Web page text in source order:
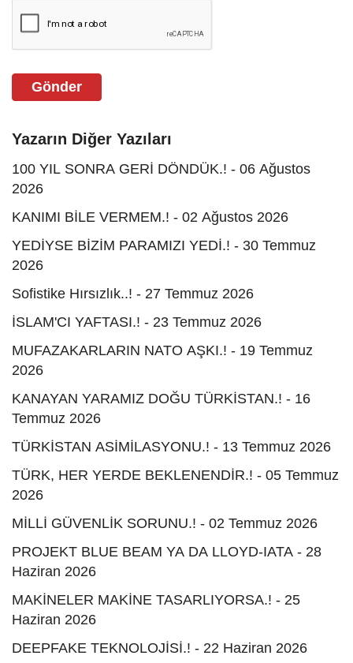
Gönder
Yazarın Diğer Yazıları
100 YIL SONRA GERİ DÖNDÜK.! - 06 Ağustos
2026
KANIMI BİLE VERMEM.! - 02 Ağustos 2026
YEDİYSE BİZİM PARAMIZI YEDİ.! - 30 Temmuz
2026
Sofistike Hırsızlık..! - 27 Temmuz 2026
İSLAM'CI YAFTASI.! - 23 Temmuz 2026
MUFAZAKARLARIN NATO AŞKI.! - 19 Temmuz
2026
KANAYAN YARAMIZ DOĞU TÜRKİSTAN.! - 16
Temmuz 2026
TÜRKİSTAN ASİMİLASYONU.! - 13 Temmuz 2026
TÜRK, HER YERDE BEKLENENDİR.! - 05 Temmuz
2026
MİLLİ GÜVENLİK SORUNU.! - 02 Temmuz 2026
PROJEKT BLUE BEAM YA DA LLOYD-IATA - 28
Haziran 2026
MAKİNELER MAKİNE TASARLIYORSA.! - 25
Haziran 2026
DEEPFAKE TEKNOLOJİSİ.! - 22 Haziran 2026